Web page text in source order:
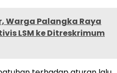
Warga Palangka Raya
LSM ke Ditreskrimum